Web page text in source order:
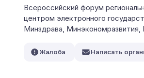
Всероссийский форум
центром электронного
Минздрава, Минэкономразвития,
Жалоба Написать